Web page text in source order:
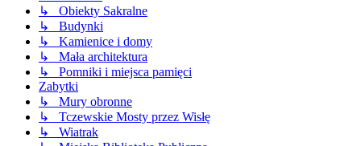
↳ Obiekty Sakralne
↳ Budynki
↳ Kamienice i domy
↳ Mała architektura
↳ Pomniki i miejsca pamięci
Zabytki
↳ Mury obronne
↳ Tczewskie Mosty przez Wisłę
↳ Wiatrak